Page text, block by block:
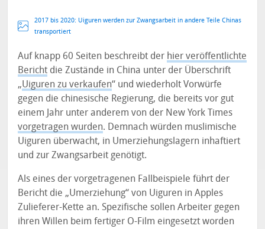
2017 bis 2020: Uiguren werden zur Zwangsarbeit in andere Teile Chinas
transportiert
Auf knapp 60 Seiten beschreibt der hier veröffentlichte
Bericht die Zustände in China unter der Überschrift
„Uiguren zu verkaufen“ und wiederholt Vorwürfe
gegen die chinesische Regierung, die bereits vor gut
einem Jahr unter anderem von der New York Times
vorgetragen wurden. Demnach würden muslimische
Uiguren überwacht, in Umerziehungslagern inhaftiert
und zur Zwangsarbeit genötigt.
Als eines der vorgetragenen Fallbeispiele führt der
Bericht die „Umerziehung“ von Uiguren in Apples
Zulieferer-Kette an. Spezifische sollen Arbeiter gegen
ihren Willen beim fertiger O-Film eingesetzt worden